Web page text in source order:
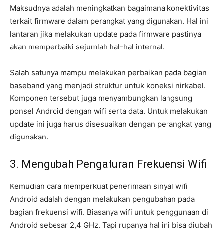
Maksudnya adalah meningkatkan bagaimana konektivitas
terkait firmware dalam perangkat yang digunakan. Hal ini
lantaran jika melakukan update pada firmware pastinya
akan memperbaiki sejumlah hal-hal internal.
Salah satunya mampu melakukan perbaikan pada bagian
baseband yang menjadi struktur untuk koneksi nirkabel.
Komponen tersebut juga menyambungkan langsung
ponsel Android dengan wifi serta data. Untuk melakukan
update ini juga harus disesuaikan dengan perangkat yang
digunakan.
3. Mengubah Pengaturan Frekuensi Wifi
Kemudian cara memperkuat penerimaan sinyal wifi
Android adalah dengan melakukan pengubahan pada
bagian frekuensi wifi. Biasanya wifi untuk penggunaan di
Android sebesar 2,4 GHz. Tapi rupanya hal ini bisa diubah